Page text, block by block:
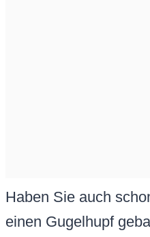
Haben Sie auch
einen Gugelhupf